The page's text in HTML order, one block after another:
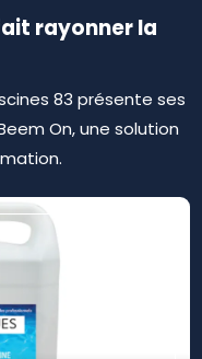
rayonner la
83 présente ses
On, une solution